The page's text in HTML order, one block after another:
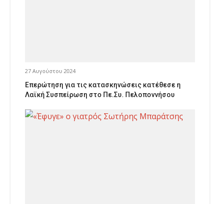
27 Αυγούστου 2024
Επερώτηση για τις κατασκηνώσεις κατέθεσε η
Λαϊκή Συσπείρωση στο Πε.Συ. Πελοποννήσου